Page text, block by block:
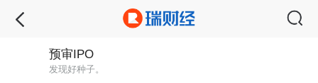
预审IPO
发现好种子。